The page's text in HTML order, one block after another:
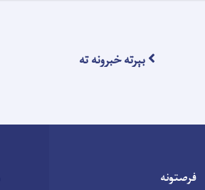
بېرته خبرونه ته
فرصتونه